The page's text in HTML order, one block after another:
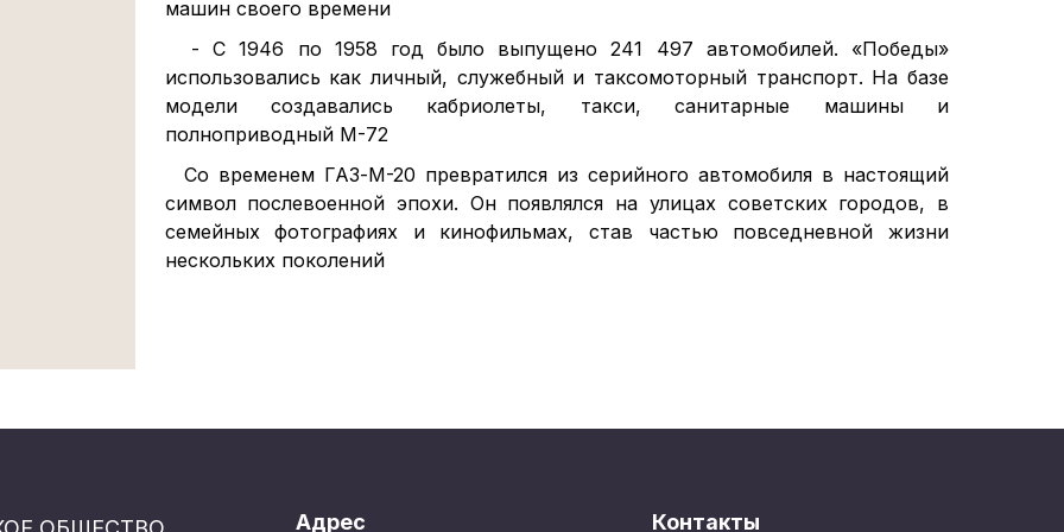
машин своего времени
- С 1946 по 1958 год было выпущено 241 497 автомобилей. «Победы»
использовались как личный, служебный и таксомоторный транспорт. На базе
модели создавались кабриолеты, такси, санитарные машины и
полноприводный М-72
Со временем ГАЗ-М-20 превратился из серийного автомобиля в настоящий
символ послевоенной эпохи. Он появлялся на улицах советских городов, в
семейных фотографиях и кинофильмах, став частью повседневной жизни
нескольких поколений
Адрес Контакты